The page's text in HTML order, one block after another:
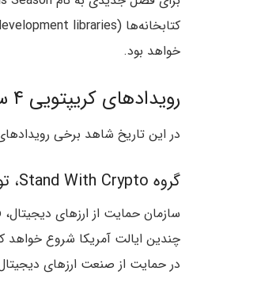
خواهد بود.
رویدادهای کریپتویی ۴ سپتامبر (۱۴ شهریور):
در این تاریخ شاهد برخی
گروه Stand With Crypto، تور خود را در چندین ایالت آمریکا آغاز خواهد کرد
در حمایت از صنعت ارزهای